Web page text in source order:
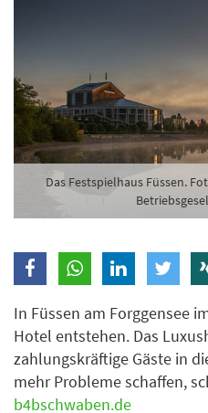
Das Festspielhaus Füssen.
In Füssen am Forggensee
Hotel entstehen. Das
zahlungskräftige Gäste in
mehr Probleme schaffen,
b4bschwaben.de
Tageskarte-Newsletter
Ich habe die
genommen.
Danke,